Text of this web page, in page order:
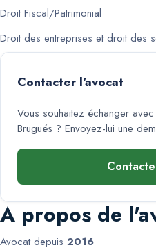
Droit Fiscal/Patrimonial
Droit des entreprises et droit des
Contacter l'avocat
Vous souhaitez échanger avec
Brugués ? Envoyez-lui une
A propos de
Avocat depuis 2016